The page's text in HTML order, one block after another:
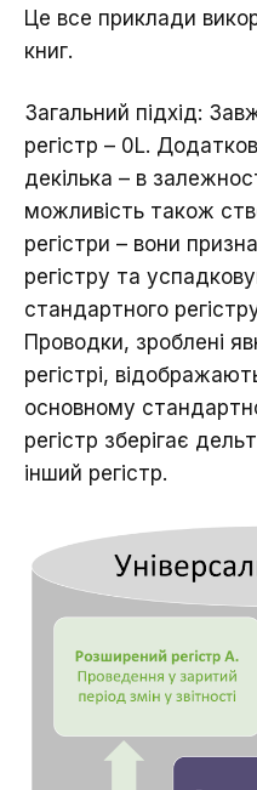
Це все приклади
книг.
Загальний підхід:
регістр – 0L.
декілька – в
можливість також
регістри – вони
регістру та
стандартного
Проводки, зроблені
регістрі,
основному
регістр зберігає
інший регістр.